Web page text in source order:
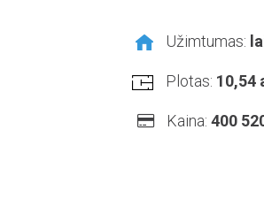
Užimtumas:
Plotas: 10,54
Kaina: 400